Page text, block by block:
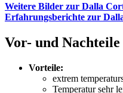
Weitere Bilder zur Dalla
Erfahrungsberichte zur
Vor- und Nachteile
Vorteile:
extrem
Temperatur sehr